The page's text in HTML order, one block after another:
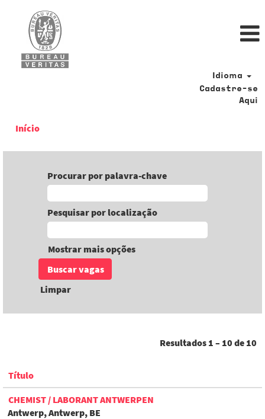
Idioma
Cadastre-se
Aqui
Início
Procurar por palavra-chave
Pesquisar por localização
Mostrar mais opções
Limpar
Resultados 1 – 10 de 10
Título
CHEMIST / LABORANT ANTWERPEN
Antwerp, Antwerp, BE